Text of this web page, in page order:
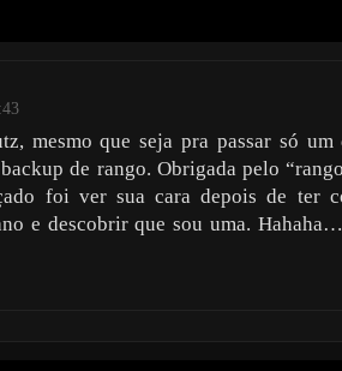
mesmo que seja pra passar só um
de rango. Obrigada pelo
foi ver sua cara depois de ter
e descobrir que sou uma.